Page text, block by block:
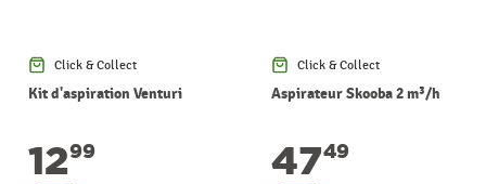
Click & Collect
Kit d'aspiration Venturi
1299
Click & Collect
Aspirateur Skooba 2 m³/h
4749